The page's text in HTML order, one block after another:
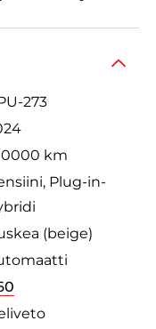
273
km
Plug-in-
(beige)